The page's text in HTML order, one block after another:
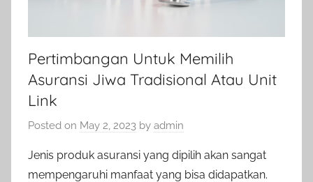
Pertimbangan Untuk Memilih
Asuransi Jiwa Tradisional Atau Unit
Link
Posted on May 2, 2023 by admin
Jenis produk asuransi yang dipilih akan sangat
mempengaruhi manfaat yang bisa didapatkan.